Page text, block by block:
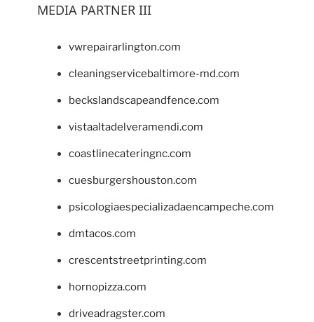
MEDIA PARTNER III
vwrepairarlington.com
cleaningservicebaltimore-md.com
beckslandscapeandfence.com
vistaaltadelveramendi.com
coastlinecateringnc.com
cuesburgershouston.com
psicologiaespecializadaencampeche.com
dmtacos.com
crescentstreetprinting.com
hornopizza.com
driveadragster.com